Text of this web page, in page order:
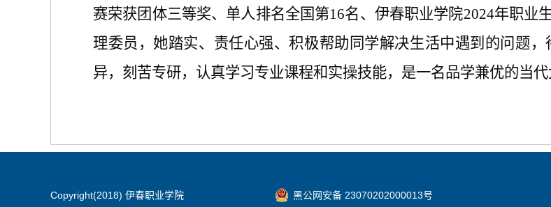
赛荣获团体三等奖、单人排名全国第16名、伊春职业学院2024年职业
理委员， 她踏实、责任心强、积极帮助同学解决生活中遇到的问题
异，刻苦专研，认真学习专业课程和实操技能，是一名品学兼优的当代
Copyright(2018) 伊春职业学院 黑公网安备 23070202000013号